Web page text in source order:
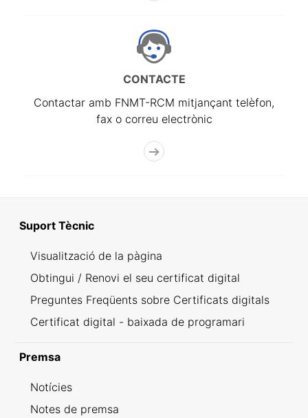
CONTACTE
Contactar amb FNMT-RCM mitjançant telèfon,
fax o correu electrònic
Suport Tècnic
Visualització de la pàgina
Obtingui / Renovi el seu certificat digital
Preguntes Freqüents sobre Certificats digitals
Certificat digital - baixada de programari
Premsa
Notícies
Notes de premsa